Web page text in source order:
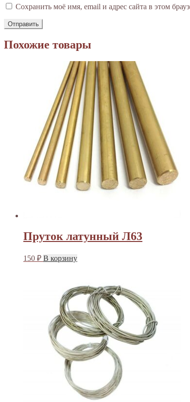
Сохранить моё имя, email и адрес сайта в этом
Похожие товары
Пруток латунный Л63
150 ₽ В корзину